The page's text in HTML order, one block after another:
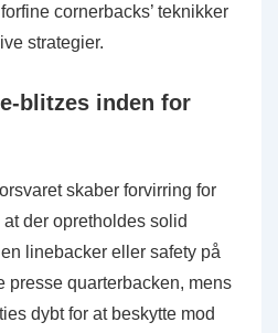
cornerbacks’ teknikker
strategier.
blitzes inden for
skaber forvirring for
der opretholdes solid
linebacker eller safety på
presse quarterbacken, mens
dybt for at beskytte mod